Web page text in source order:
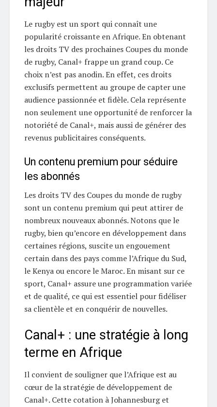
Le rugby est un sport qui connaît une
popularité croissante en Afrique. En obtenant
les droits TV des prochaines Coupes du monde
de rugby, Canal+ frappe un grand coup. Ce
choix n’est pas anodin. En effet, ces droits
exclusifs permettent au groupe de capter une
audience passionnée et fidèle. Cela représente
non seulement une opportunité de renforcer la
notoriété de Canal+, mais aussi de générer des
revenus publicitaires conséquents.
Un contenu premium pour séduire
les abonnés
Les droits TV des Coupes du monde de rugby
sont un contenu premium qui peut attirer de
nombreux nouveaux abonnés. Notons que le
rugby, bien qu’encore en développement dans
certaines régions, suscite un engouement
certain dans des pays comme l’Afrique du Sud,
le Kenya ou encore le Maroc. En misant sur ce
sport, Canal+ assure une programmation variée
et de qualité, ce qui est essentiel pour fidéliser
sa clientèle et en conquérir de nouvelles.
Canal+ : une stratégie à long
terme en Afrique
Il convient de souligner que l’Afrique est au
cœur de la stratégie de développement de
Canal+. Cette cotation à Johannesburg et